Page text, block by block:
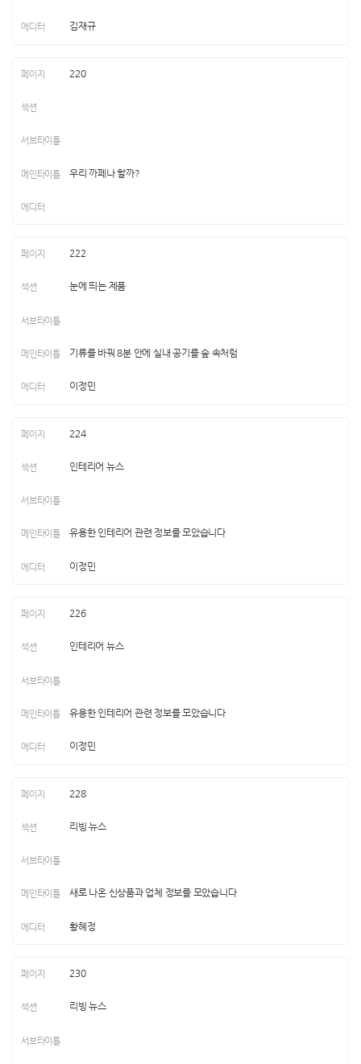
김재규
220
우리 까페나 할까?
222
눈에 띄는 제품
기류를 바꿔 8분 안에 실내 공기를 숲 속처럼
이정민
224
인테리어 뉴스
유용한 인테리어 관련 정보를 모았습니다
이정민
226
인테리어 뉴스
유용한 인테리어 관련 정보를 모았습니다
이정민
228
리빙 뉴스
새로 나온 신상품과 업체 정보를 모았습니다
황혜정
230
리빙 뉴스